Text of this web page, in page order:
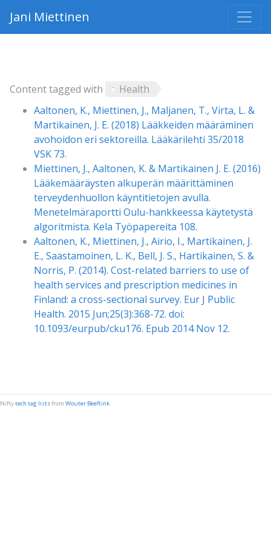
Jani Miettinen
Content tagged with
Health
Aaltonen, K., Miettinen, J., Maljanen, T., Virta, L. &
Martikainen, J. E. (2018) Lääkkeiden määräminen
avohoidon eri sektoreilla. Lääkärilehti 35/2018
VSK 73.
Miettinen, J., Aaltonen, K. & Martikainen J. E. (2016)
Lääkemääräysten alkuperän määrittäminen
terveydenhuollon käyntitietojen avulla.
Menetelmäraportti Oulu-hankkeessa käytetystä
algoritmista. Kela Työpapereita 108.
Aaltonen, K., Miettinen, J., Airio, I., Martikainen, J.
E., Saastamoinen, L. K., Bell, J. S., Hartikainen, S. &
Norris, P. (2014). Cost-related barriers to use of
health services and prescription medicines in
Finland: a cross-sectional survey. Eur J Public
Health. 2015 Jun;25(3):368-72. doi:
10.1093/eurpub/cku176. Epub 2014 Nov 12.
Niftytech tag listsfrom Wouter Beeftink